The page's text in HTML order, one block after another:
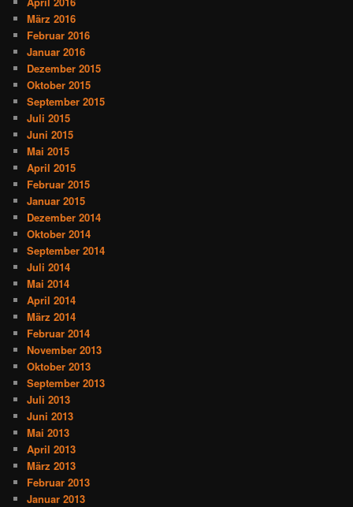
März 2016
Februar 2016
Januar 2016
Dezember 2015
Oktober 2015
September 2015
Juli 2015
Juni 2015
Mai 2015
April 2015
Februar 2015
Januar 2015
Dezember 2014
Oktober 2014
September 2014
Juli 2014
Mai 2014
April 2014
März 2014
Februar 2014
November 2013
Oktober 2013
September 2013
Juli 2013
Juni 2013
Mai 2013
April 2013
März 2013
Februar 2013
Januar 2013